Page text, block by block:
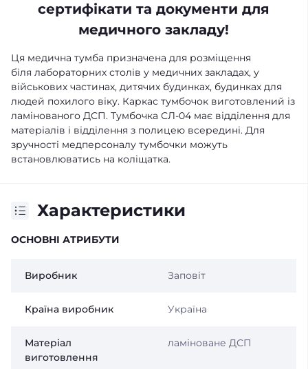
сертифікати та документи для
медичного закладу!
Ця медична тумба призначена для розміщення
біля лабораторних столів у медичних закладах, у
військових частинах, дитячих будинках, будинках для
людей похилого віку. Каркас тумбочок виготовлений із
ламінованого ДСП. Тумбочка СЛ-04 має відділення для
матеріалів і відділення з полицею всередині. Для
зручності медперсоналу тумбочки можуть
встановлюватись на коліщатка.
Характеристики
ОСНОВНІ АТРИБУТИ
Виробник Заповіт
Країна виробник Україна
Матеріал
виготовлення
ламіноване ДСП